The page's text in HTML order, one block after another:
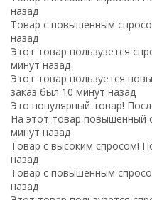
назад
Товар с повышенным
назад
Этот товар пользузется
минут назад
Этот товар пользуется
заказ был 10 минут назад
Это популярный товар!
На этот товар повышенный
минут назад
Товар с высоким спросом!
назад
Товар с повышенным
назад